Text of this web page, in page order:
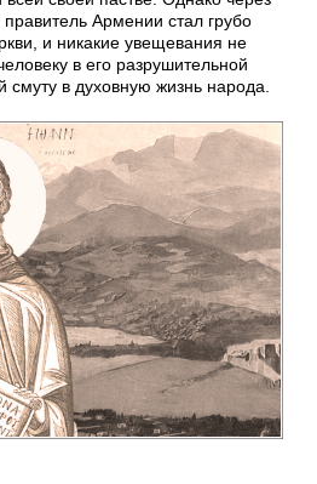
Армении стал грубо
и никакие увещевания не
в его разрушительной
смуту в духовную жизнь народа.